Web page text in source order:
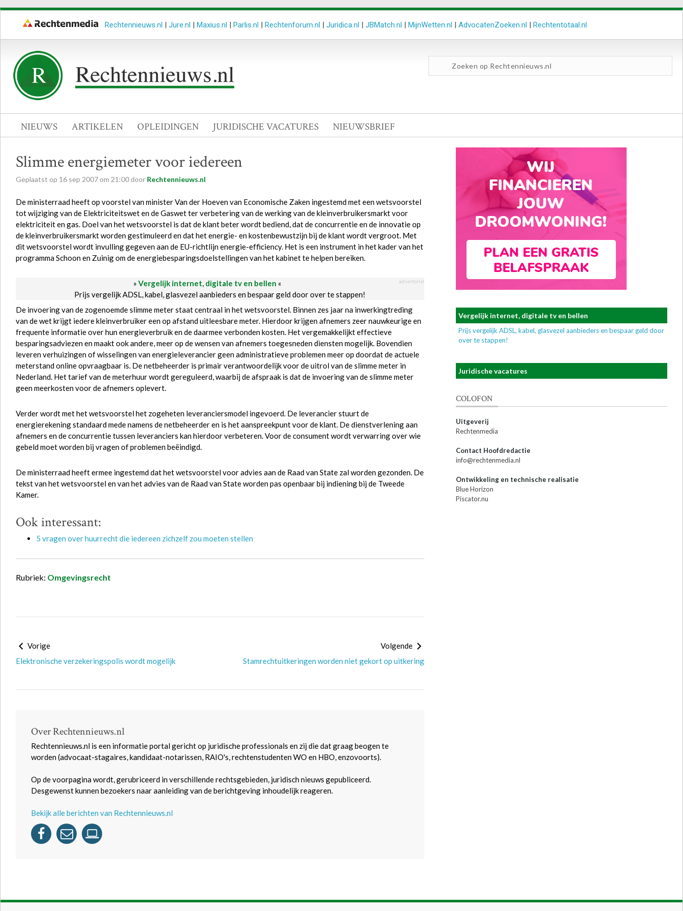
Rechtennieuws.nl | Jure.nl | Maxius.nl | Parlis.nl | Rechtenforum.nl | Juridica.nl | JBMatch.nl | MijnWetten.nl | AdvocatenZoeken.nl | Rechtentotaal.nl
NIEUWS ARTIKELEN OPLEIDINGEN JURIDISCHE VACATURES NIEUWSBRIEF
Slimme energiemeter voor iedereen
Geplaatst op 16 sep 2007 om 21:00 door Rechtennieuws.nl
De ministerraad heeft op voorstel van minister Van der Hoeven van Economische Zaken ingestemd met een wetsvoorstel
tot wijziging van de Elektriciteitswet en de Gaswet ter verbetering van de werking van de kleinverbruikersmarkt voor
elektriciteit en gas. Doel van het wetsvoorstel is dat de klant beter wordt bediend, dat de concurrentie en de innovatie op
de kleinverbruikersmarkt worden gestimuleerd en dat het energie- en kostenbewustzijn bij de klant wordt vergroot. Met
dit wetsvoorstel wordt invulling gegeven aan de EU-richtlijn energie-efficiency. Het is een instrument in het kader van het
programma Schoon en Zuinig om de energiebesparingsdoelstellingen van het kabinet te helpen bereiken.
» Vergelijk internet, digitale tv en bellen « advertorial
Prijs vergelijk ADSL, kabel, glasvezel aanbieders en bespaar geld door over te stappen!
De invoering van de zogenoemde slimme meter staat centraal in het wetsvoorstel. Binnen zes jaar na inwerkingtreding
van de wet krijgt iedere kleinverbruiker een op afstand uitleesbare meter. Hierdoor krijgen afnemers zeer nauwkeurige en
frequente informatie over hun energieverbruik en de daarmee verbonden kosten. Het vergemakkelijkt effectieve
besparingsadviezen en maakt ook andere, meer op de wensen van afnemers toegesneden diensten mogelijk. Bovendien
leveren verhuizingen of wisselingen van energieleverancier geen administratieve problemen meer op doordat de actuele
meterstand online opvraagbaar is. De netbeheerder is primair verantwoordelijk voor de uitrol van de slimme meter in
Nederland. Het tarief van de meterhuur wordt gereguleerd, waarbij de afspraak is dat de invoering van de slimme meter
geen meerkosten voor de afnemers oplevert.
Verder wordt met het wetsvoorstel het zogeheten leveranciersmodel ingevoerd. De leverancier stuurt de
energierekening standaard mede namens de netbeheerder en is het aanspreekpunt voor de klant. De dienstverlening aan
afnemers en de concurrentie tussen leveranciers kan hierdoor verbeteren. Voor de consument wordt verwarring over wie
gebeld moet worden bij vragen of problemen beëindigd.
De ministerraad heeft ermee ingestemd dat het wetsvoorstel voor advies aan de Raad van State zal worden gezonden. De
tekst van het wetsvoorstel en van het advies van de Raad van State worden pas openbaar bij indiening bij de Tweede
Kamer.
Ook interessant:
5 vragen over huurrecht die iedereen zichzelf zou moeten stellen
Rubriek: Omgevingsrecht
Vorige
Elektronische verzekeringspolis wordt mogelijk
Volgende
Stamrechtuitkeringen worden niet gekort op uitkering
Over Rechtennieuws.nl
Rechtennieuws.nl is een informatie portal gericht op juridische professionals en zij die dat graag beogen te
worden (advocaat-stagaires, kandidaat-notarissen, RAIO's, rechtenstudenten WO en HBO, enzovoorts).
Op de voorpagina wordt, gerubriceerd in verschillende rechtsgebieden, juridisch nieuws gepubliceerd.
Desgewenst kunnen bezoekers naar aanleiding van de berichtgeving inhoudelijk reageren.
Bekijk alle berichten van Rechtennieuws.nl
Vergelijk internet, digitale tv en bellen
Prijs vergelijk ADSL, kabel, glasvezel aanbieders en bespaar geld door
over te stappen!
Juridische vacatures
COLOFON
Uitgeverij
Rechtenmedia
Contact Hoofdredactie
info@rechtenmedia.nl
Ontwikkeling en technische realisatie
Blue Horizon
Piscator.nu